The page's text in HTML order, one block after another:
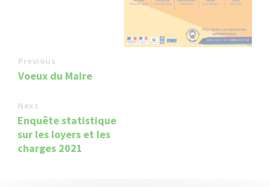
Previous
Voeux du Maire
Next
Enquête statistique
sur les loyers et les
charges 2021